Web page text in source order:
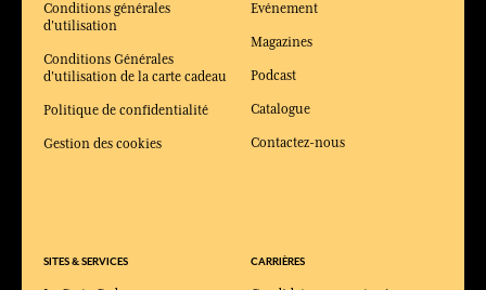
Conditions générales
d'utilisation
Conditions Générales
d'utilisation de la carte cadeau
Politique de confidentialité
Gestion des cookies
SITES & SERVICES
Evénement
Magazines
Podcast
Catalogue
Contactez-nous
CARRIÈRES